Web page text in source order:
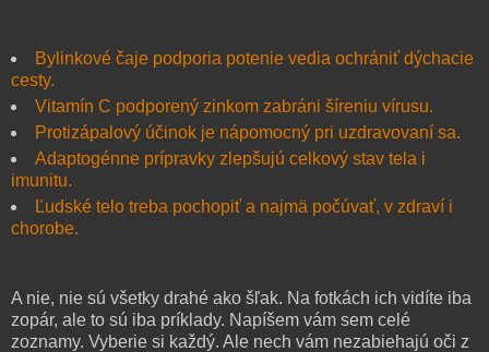
Bylinkové čaje podporia potenie vedia ochrániť dýchacie
cesty.
Vitamín C podporený zinkom zabráni šíreniu vírusu.
Protizápalový účinok je nápomocný pri uzdravovaní sa.
Adaptogénne prípravky zlepšujú celkový stav tela i
imunitu.
Ľudské telo treba pochopiť a najmä počúvať, v zdraví i
chorobe.
A nie, nie sú všetky drahé ako šľak. Na fotkách ich vidíte iba
zopár, ale to sú iba príklady. Napíšem vám sem celé
zoznamy. Vyberie si každý. Ale nech vám nezabiehajú oči z